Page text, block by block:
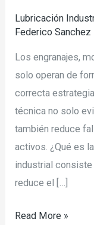
Lubricación
Federico Sanchez
Los engranajes,
solo operan de
correcta
técnica no solo
también reduce
activos. ¿Qué es
industrial consiste
reduce el […]
Read More »